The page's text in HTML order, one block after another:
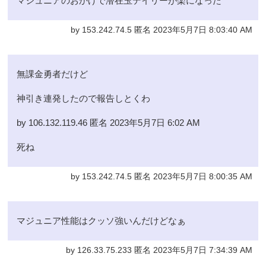
by 153.242.74.5 匿名 2023年5月7日 8:03:40 AM
無課金勇者だけど
神引き連発したので報告しとくわ
by 106.132.119.46 匿名 2023年5月7日 6:02 AM
死ね
by 153.242.74.5 匿名 2023年5月7日 8:00:35 AM
マジュニア性能はクッソ強いんだけどなぁ
by 126.33.75.233 匿名 2023年5月7日 7:34:39 AM